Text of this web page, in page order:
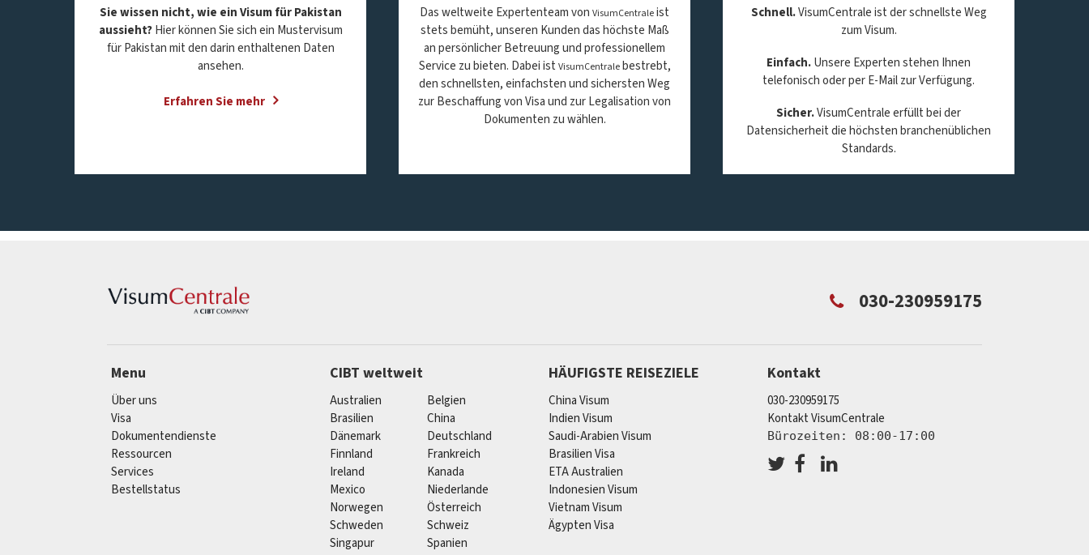
Sie wissen nicht, wie ein Visum für Pakistan
aussieht?Hier können Sie sich ein Mustervisum
für Pakistan mit den darin enthaltenen Daten
ansehen.
Erfahren Sie mehr
Das weltweite Expertenteam von VisumCentraleist
stets bemüht, unseren Kunden das höchste Maß
an persönlicher Betreuung und professionellem
Service zu bieten. Dabei ist VisumCentralebestrebt,
den schnellsten, einfachsten und sichersten Weg
zur Beschaffung von Visa und zur Legalisation von
Dokumenten zu wählen.
Schnell.VisumCentrale ist der schnellste Weg
zum Visum.
Einfach.Unsere Experten stehen Ihnen
telefonisch oder per E-Mail zur Verfügung.
Sicher.VisumCentrale erfüllt bei der
Datensicherheit die höchsten branchenüblichen
Standards.
030-230959175
Menu
Über uns
Visa
Dokumentendienste
Ressourcen
Services
Bestellstatus
CIBT weltweit
Australien
Belgien
Brasilien
China
Dänemark
Deutschland
Finnland
Frankreich
Ireland
Kanada
Mexico
Niederlande
Norwegen
Österreich
Schweden
Schweiz
Singapur
Spanien
HÄUFIGSTE REISEZIELE
China Visum
Indien Visum
Saudi-Arabien Visum
Brasilien Visa
ETA Australien
Indonesien Visum
Vietnam Visum
Ägypten Visa
Kontakt
030-230959175
Kontakt VisumCentrale
Bürozeiten: 08:00-17:00